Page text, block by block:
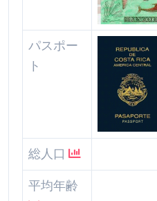
パスポー
ト
総人口
平均年齢